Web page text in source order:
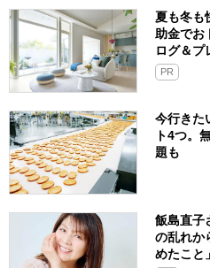
夏も冬も
助金でお
ログ＆プ
PR
今行きた
ト4つ。
題も
飯島直子
の乱れか
めたこと」